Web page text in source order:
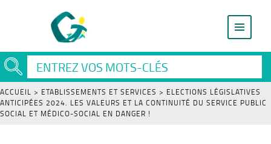
ACCUEIL > ETABLISSEMENTS ET SERVICES > ELECTIONS LÉGISLATIVES
ANTICIPÉES 2024. LES VALEURS ET LA CONTINUITÉ DU SERVICE PUBLIC
SOCIAL ET MÉDICO-SOCIAL EN DANGER !